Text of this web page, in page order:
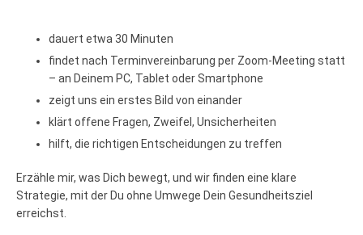
dauert etwa 30 Minuten
findet nach Terminvereinbarung per Zoom-Meeting statt
– an Deinem PC, Tablet oder Smartphone
zeigt uns ein erstes Bild von einander
klärt offene Fragen, Zweifel, Unsicherheiten
hilft, die richtigen Entscheidungen zu treffen
Erzähle mir, was Dich bewegt, und wir finden eine klare
Strategie, mit der Du ohne Umwege Dein Gesundheitsziel
erreichst.